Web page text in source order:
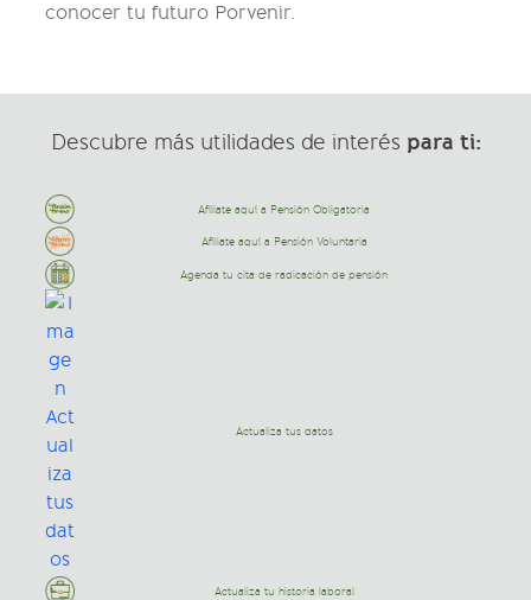
conocer tu futuro Porvenir.
Descubre más utilidades de interés para ti:
Afíliate aquí a Pensión Obligatoria
Afíliate aquí a Pensión Voluntaria
Agenda tu cita de radicación de pensión
Actualiza tus datos
Actualiza tu historia laboral